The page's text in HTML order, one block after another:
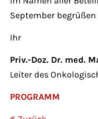
September
Ihr
Priv.-Doz. Dr. med.
Leiter des
PROGRAMM